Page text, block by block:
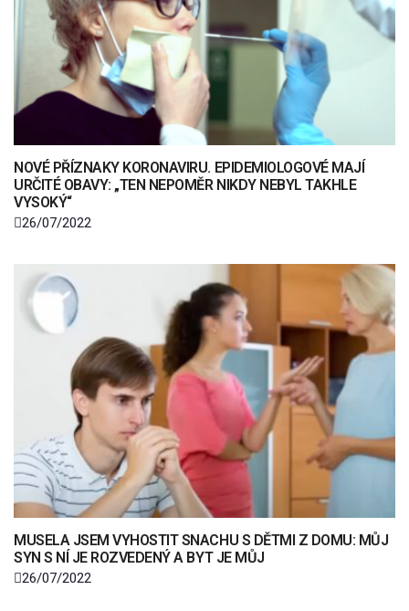
NOVÉ PŘÍZNAKY KORONAVIRU. EPIDEMIOLOGOVÉ MAJÍ
URČITÉ OBAVY: „TEN NEPOMĚR NIKDY NEBYL TAKHLE
VYSOKÝ“
26/07/2022
MUSELA JSEM VYHOSTIT SNACHU S DĚTMI Z DOMU: MŮJ
SYN S NÍ JE ROZVEDENÝ A BYT JE MŮJ
26/07/2022